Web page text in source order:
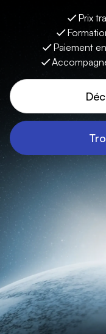
Prix
Paiement